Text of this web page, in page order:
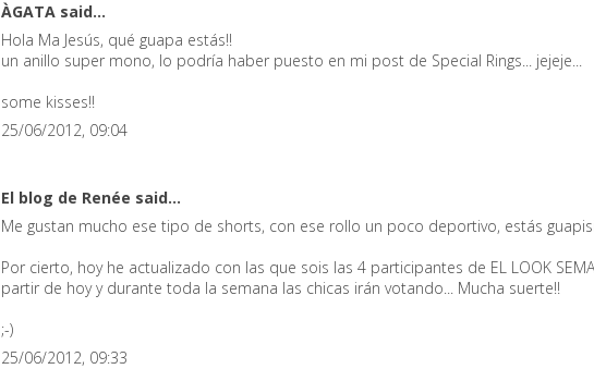
ÀGATA said...
Hola Ma Jesús, qué guapa estás!!
un anillo super mono, lo podría haber puesto en mi post de Special Rings... jejeje...
some kisses!!
25/06/2012, 09:04
El blog de Renée said...
Me gustan mucho ese tipo de shorts, con ese rollo un poco deportivo, estás
Por cierto, hoy he actualizado con las que sois las 4 participantes de EL LOOK
partir de hoy y durante toda la semana las chicas irán votando... Mucha suerte!!
;-)
25/06/2012, 09:33